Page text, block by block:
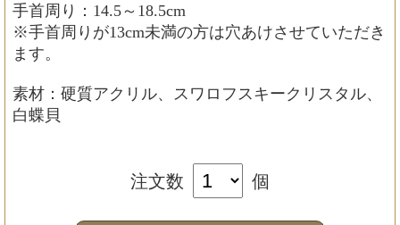
手首周り：14.5～18.5cm
※手首周りが13cm未満の方は穴あけさせていただき
ます。
素材：硬質アクリル、スワロフスキークリスタル、
白蝶貝
注文数 個